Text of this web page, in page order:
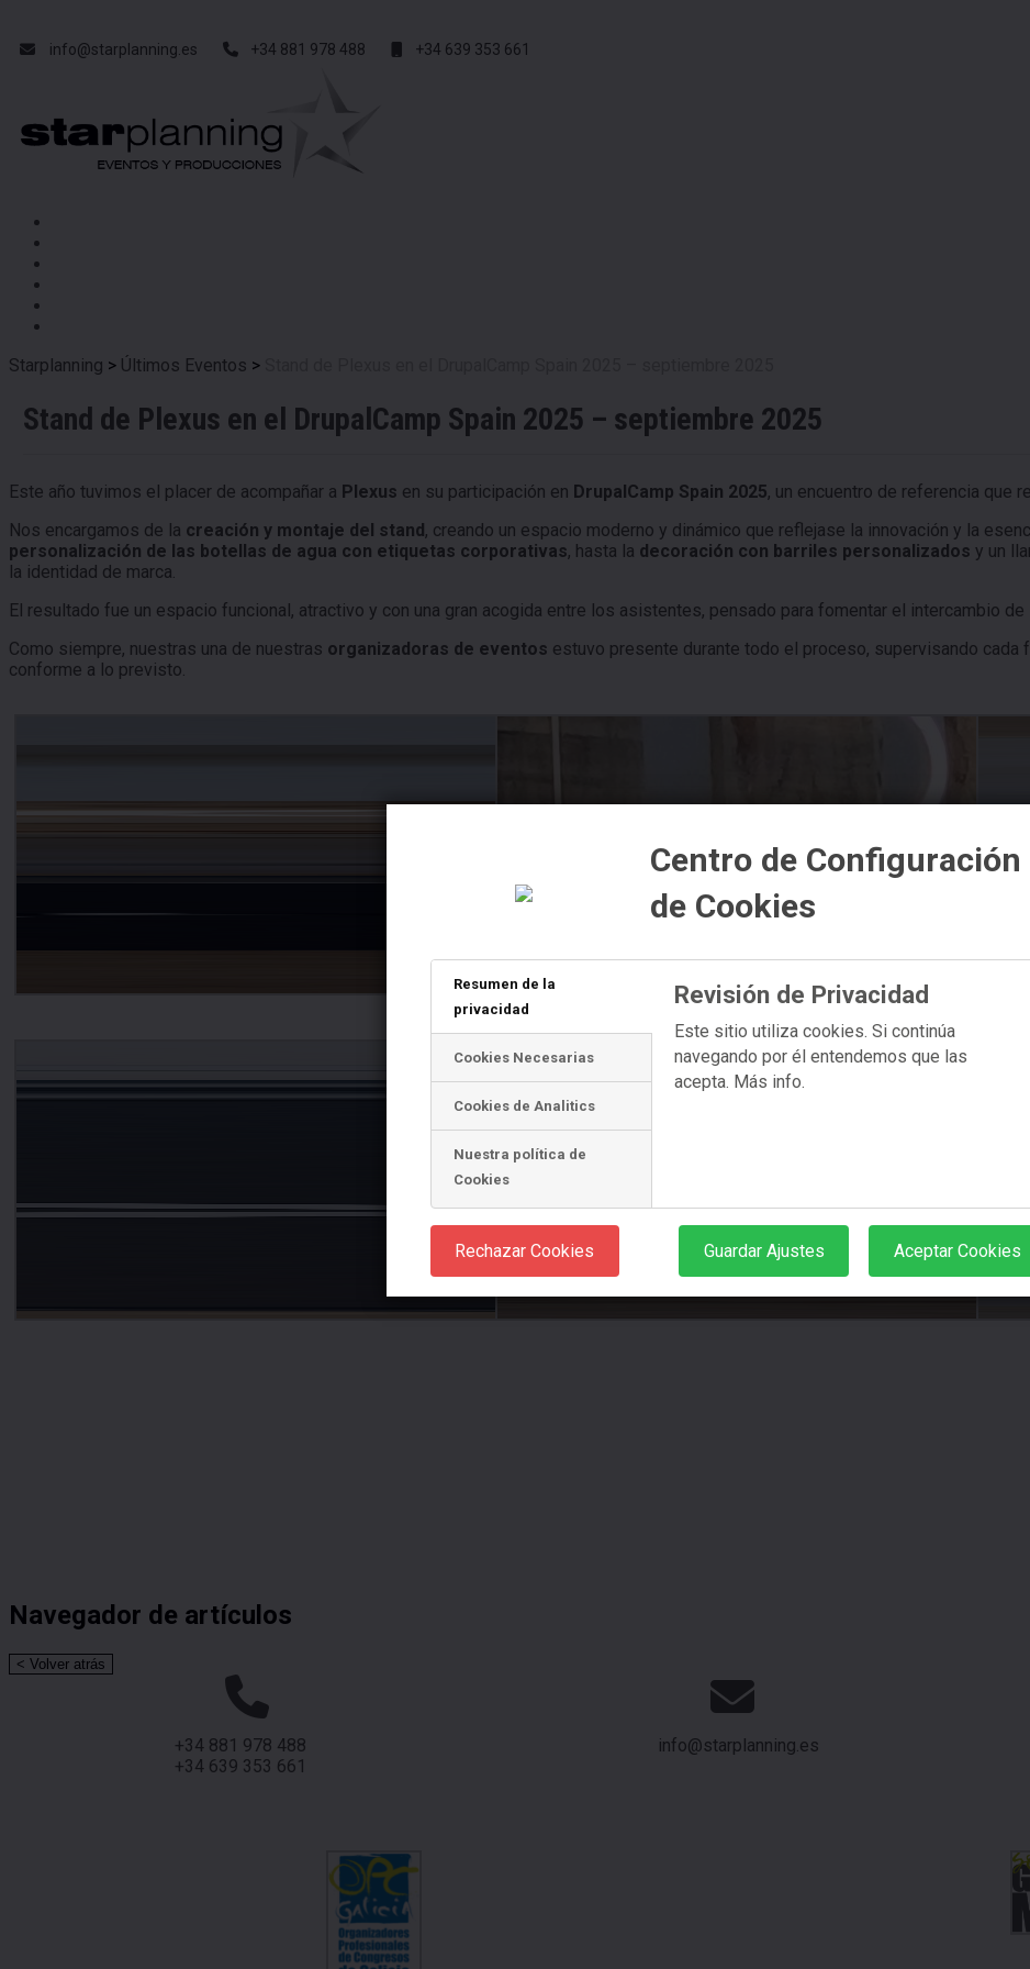
info@starplanning.es +34 881 978 488 +34 639 353 661
Starplanning > Últimos Eventos >
Stand de Plexus en el DrupalCamp Spain 2025 – septiembre 2025
Este año tuvimos el placer de acompañar a Plexus en su participación en DrupalCamp Spain 2025, un encuentro de referencia que
Nos encargamos de la creación y montaje del stand, creando un espacio moderno y dinámico que reflejase la innovación y la
personalización de las botellas de agua con etiquetas corporativas, hasta la decoración con barriles personalizados y un
la identidad de marca.
El resultado fue un espacio funcional, atractivo y con una gran acogida entre los asistentes, pensado para fomentar el intercambio
Como siempre, nuestras una de nuestras organizadoras de eventos estuvo presente durante todo el proceso, supervisando
conforme a lo previsto.
Navegador de artículos
+34 881 978 488
+34 639 353 661
info@starplanning.es
Centro de Configuración
de Cookies
Resumen de la
privacidad
Cookies Necesarias
Cookies de Analitics
Nuestra política de
Cookies
Revisión de Privacidad
Este sitio utiliza cookies. Si continúa
navegando por él entendemos que las
acepta. Más info.
Aceptar Cookies
Guardar Ajustes
Rechazar Cookies